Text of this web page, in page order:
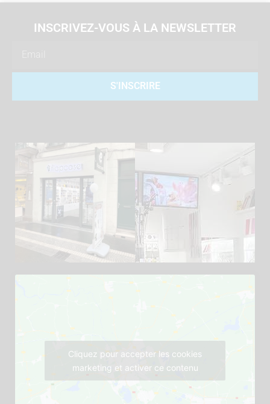
INSCRIVEZ-VOUS À LA NEWSLETTER
S'INSCRIRE
Cliquez pour accepter les cookies
marketing et activer ce contenu